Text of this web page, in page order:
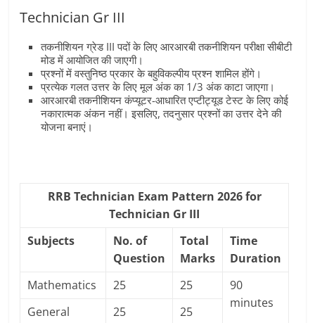
Technician Gr III
तकनीशियन ग्रेड III पदों के लिए आरआरबी तकनीशियन परीक्षा सीबीटी
मोड में आयोजित की जाएगी।
प्रश्नों में वस्तुनिष्ठ प्रकार के बहुविकल्पीय प्रश्न शामिल होंगे।
प्रत्येक गलत उत्तर के लिए मूल अंक का 1/3 अंक काटा जाएगा।
आरआरबी तकनीशियन कंप्यूटर-आधारित एप्टीट्यूड टेस्ट के लिए कोई
नकारात्मक अंकन नहीं। इसलिए, तदनुसार प्रश्नों का उत्तर देने की
योजना बनाएं।
RRB Technician Exam Pattern 2026 for
Technician Gr III
Subjects
No. of
Question
Total
Marks
Time
Duration
Mathematics
25 25
90
minutes
General
25 25